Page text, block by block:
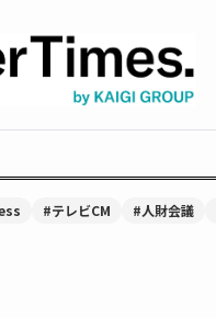
#テレビCM #人財会議